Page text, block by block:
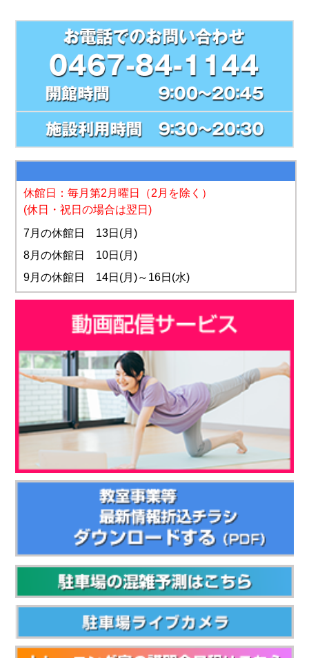
休館日：毎月第2月曜日
（2月を除く）
(休日・祝日の場合は翌日)
7月の休館日 13日(月)
8月の休館日 10日(月)
9月の休館日 14日(月)～16日(水)